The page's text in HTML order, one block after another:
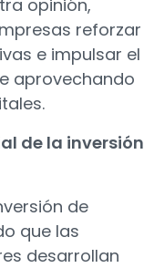
opinión,
reforzar
e impulsar el
aprovechando
de la inversión
de
que las
desarrollan